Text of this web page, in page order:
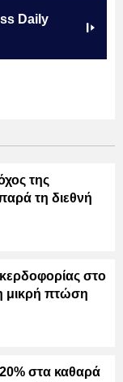
Daily
της
τη διεθνή
στο
μικρή πτώση
στα καθαρά